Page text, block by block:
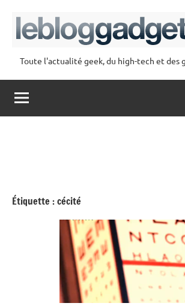
contenu
lebloggadget
Toute l'actualité geek, du high-tech et des
Étiquette :cécité